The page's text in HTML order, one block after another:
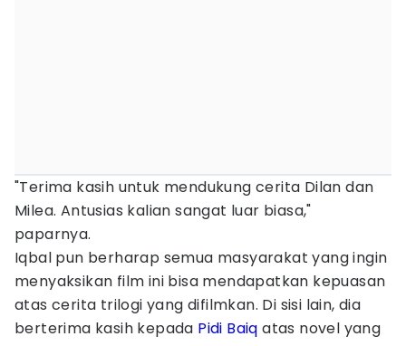
"Terima kasih untuk mendukung cerita Dilan dan
Milea. Antusias kalian sangat luar biasa,"
paparnya.
Iqbal pun berharap semua masyarakat yang ingin
menyaksikan film ini bisa mendapatkan kepuasan
atas cerita trilogi yang difilmkan. Di sisi lain, dia
berterima kasih kepada Pidi Baiq atas novel yang